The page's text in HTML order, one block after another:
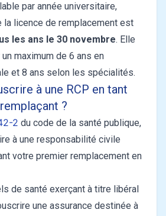
par année universitaire,
la licence de remplacement est
les ans le 30 novembre. Elle
maximum de 6 ans en
et 8 ans selon les spécialités.
à une RCP en tant
?
2 du code de la santé publique,
à une responsabilité civile
votre premier remplacement en
de santé exerçant à titre libéral
une assurance destinée à